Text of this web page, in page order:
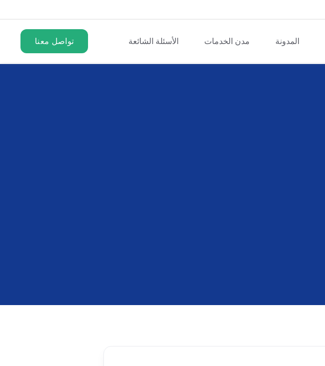
المدونة مدن الخدمات الأسئلة الشائعة تواصل معنا